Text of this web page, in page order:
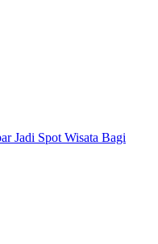
Jadi Spot Wisata Bagi